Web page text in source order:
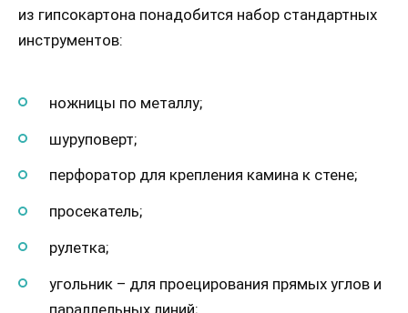
из гипсокартона понадобится набор стандартных
инструментов:
ножницы по металлу;
шуруповерт;
перфоратор для крепления камина к стене;
просекатель;
рулетка;
угольник – для проецирования прямых углов и
параллельных линий;